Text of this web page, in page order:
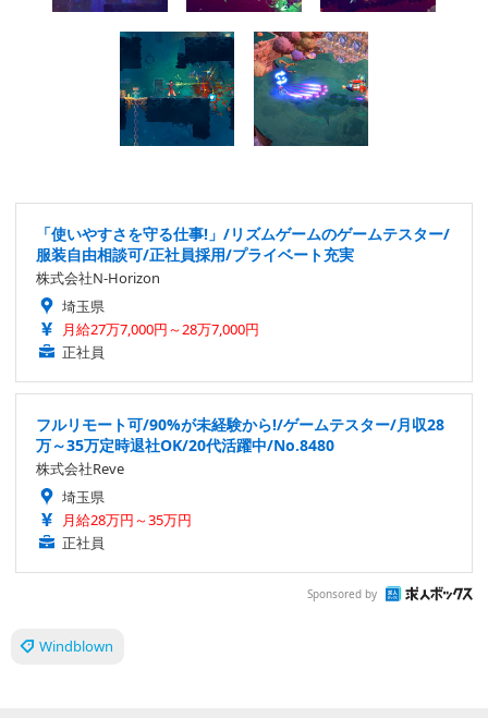
「使いやすさを守る仕事!」/リズムゲームのゲームテスター/
服装自由相談可/正社員採用/プライベート充実
株式会社N-Horizon
埼玉県
月給27万7,000円～28万7,000円
正社員
フルリモート可/90%が未経験から!/ゲームテスター/月収28
万～35万定時退社OK/20代活躍中/No.8480
株式会社Reve
埼玉県
月給28万円～35万円
正社員
Sponsored by
Windblown